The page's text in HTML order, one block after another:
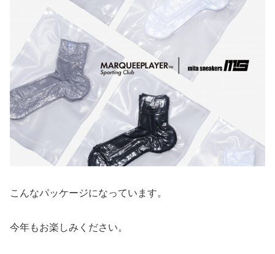
こんなパッケージになっています。
今年もお楽しみください。